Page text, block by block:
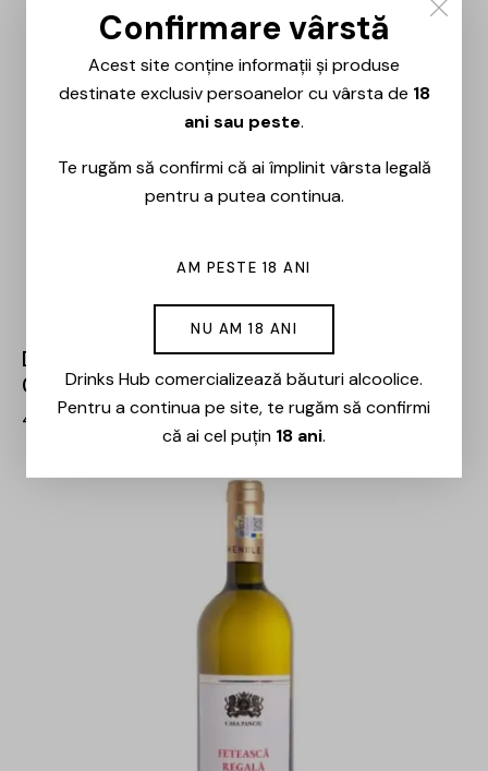
Domeniile Panciu – Cabernet Sauvignon –
0.75L
47,00lei
Confirmare vârstă
Acest site conține informații și produse
destinate exclusiv persoanelor cu vârsta de 18
ani sau peste.
Te rugăm să confirmi că ai împlinit vârsta legală
pentru a putea continua.
AM PESTE 18 ANI
NU AM 18 ANI
Drinks Hub comercializează băuturi alcoolice.
Pentru a continua pe site, te rugăm să confirmi
că ai cel puțin 18 ani.